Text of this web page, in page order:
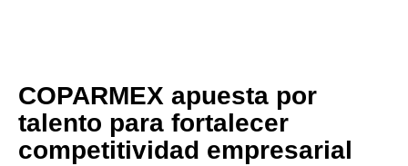
COPARMEX apuesta por
talento para fortalecer
competitividad empresarial